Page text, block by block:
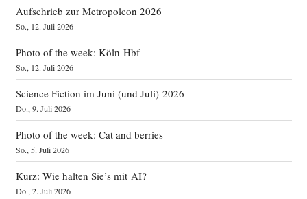
Aufschrieb zur Metropolcon 2026
So., 12. Juli 2026
Photo of the week: Köln Hbf
So., 12. Juli 2026
Science Fiction im Juni (und Juli) 2026
Do., 9. Juli 2026
Photo of the week: Cat and berries
So., 5. Juli 2026
Kurz: Wie halten Sie’s mit AI?
Do., 2. Juli 2026